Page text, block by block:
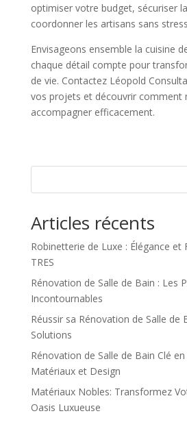
optimiser votre budget, sécuriser
coordonner les artisans sans
Envisageons ensemble la cuisine
chaque détail compte pour
de vie. Contactez Léopold
vos projets et découvrir comment
accompagner efficacement.
Articles récents
Robinetterie de Luxe : Élégance et
TRES
Rénovation de Salle de Bain : Les
Incontournables
Réussir sa Rénovation de Salle de
Solutions
Rénovation de Salle de Bain Clé
Matériaux et Design
Matériaux Nobles: Transformez
Oasis Luxueuse